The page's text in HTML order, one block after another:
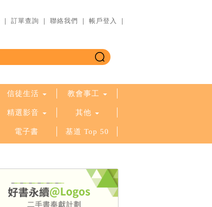
｜ 訂單查詢 ｜ 聯絡我們 ｜ 帳戶登入 ｜
信徒生活 教會事工
精選影音 其他
電子書 基道 Top 50